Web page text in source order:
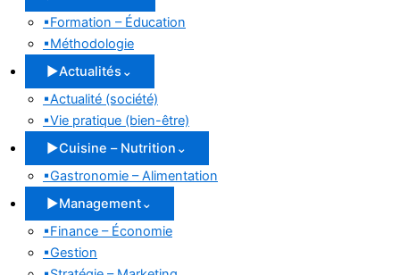
▪Formation – Éducation
▪Méthodologie
▶Actualités ⌄
▪Actualité (société)
▪Vie pratique (bien-être)
▶Cuisine – Nutrition ⌄
▪Gastronomie – Alimentation
▶Management⌄
▪Finance – Économie
▪Gestion